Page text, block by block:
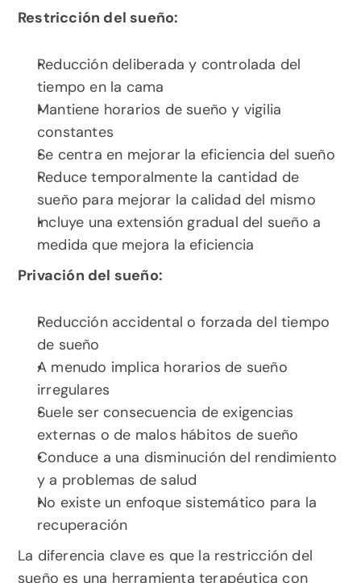
Restricción del sueño:
Reducción deliberada y controlada del
tiempo en la cama
Mantiene horarios de sueño y vigilia
constantes
Se centra en mejorar la eficiencia del sueño
Reduce temporalmente la cantidad de
sueño para mejorar la calidad del mismo
Incluye una extensión gradual del sueño a
medida que mejora la eficiencia
Privación del sueño:
Reducción accidental o forzada del tiempo
de sueño
A menudo implica horarios de sueño
irregulares
Suele ser consecuencia de exigencias
externas o de malos hábitos de sueño
Conduce a una disminución del rendimiento
y a problemas de salud
No existe un enfoque sistemático para la
recuperación
La diferencia clave es que la restricción del
sueño es una herramienta terapéutica con